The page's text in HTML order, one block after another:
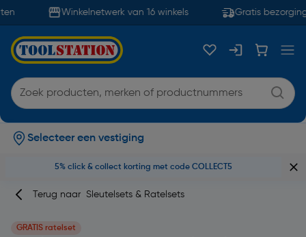
Winkelnetwerk van 16 winkels Gratis bezorging
Selecteer een vestiging
5% click & collect korting met code COLLECT5
Terug naar Sleutelsets & Ratelsets
GRATIS ratelset